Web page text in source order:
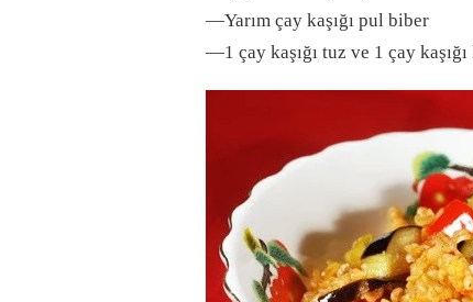
—Yarım çay kaşığı pul biber
—1 çay kaşığı tuz ve 1 çay